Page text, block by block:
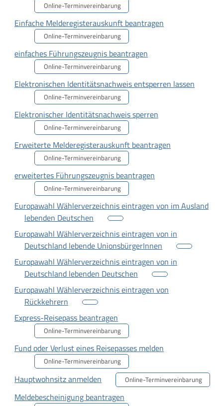
Online-Terminvereinbarung
Einfache Melderegisterauskunft beantragen
Online-Terminvereinbarung
einfaches Führungszeugnis beantragen
Online-Terminvereinbarung
Elektronischen Identitätsnachweis entsperren lassen
Online-Terminvereinbarung
Elektronischer Identitätsnachweis sperren
Online-Terminvereinbarung
Erweiterte Melderegisterauskunft beantragen
Online-Terminvereinbarung
erweitertes Führungszeugnis beantragen
Online-Terminvereinbarung
Europawahl Wählerverzeichnis eintragen von im Ausland
lebenden Deutschen
Europawahl Wählerverzeichnis eintragen von in
Deutschland lebende UnionsbürgerInnen
Europawahl Wählerverzeichnis eintragen von in
Deutschland lebenden Deutschen
Europawahl Wählerverzeichnis eintragen von
Rückkehrern
Express-Reisepass beantragen
Online-Terminvereinbarung
Fund oder Verlust eines Reisepasses melden
Online-Terminvereinbarung
Hauptwohnsitz anmelden Online-Terminvereinbarung
Meldebescheinigung beantragen